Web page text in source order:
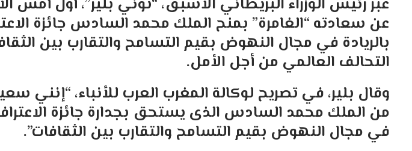
عبر رئيس الوزراء البريطاني الأسبق، “توني بلير”، أول أمس
عن سعادته “الغامرة” بمنح الملك محمد السادس جائزة
بالريادة في مجال النهوض بقيم التسامح والتقارب بين
التحالف العالمي من أجل الأمل.
وقال بلير، في تصريح لوكالة المغرب العرب للأنباء،
من الملك محمد السادس الذى يستحق بجدارة جائزة
في مجال النهوض بقيم التسامح والتقارب بين الثقافات”.